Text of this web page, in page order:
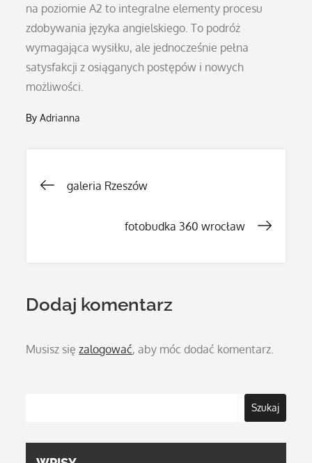
na poziomie A2 to integralne elementy procesu
zdobywania języka angielskiego. To podróż
wymagająca wysiłku, ale jednocześnie pełna
satysfakcji z osiąganych postępów i nowych
możliwości.
ByAdrianna
Nawigacja
galeria Rzeszów
fotobudka 360 wrocław
Dodaj komentarz
Musisz sięzalogować, aby móc dodać komentarz.
Szukaj